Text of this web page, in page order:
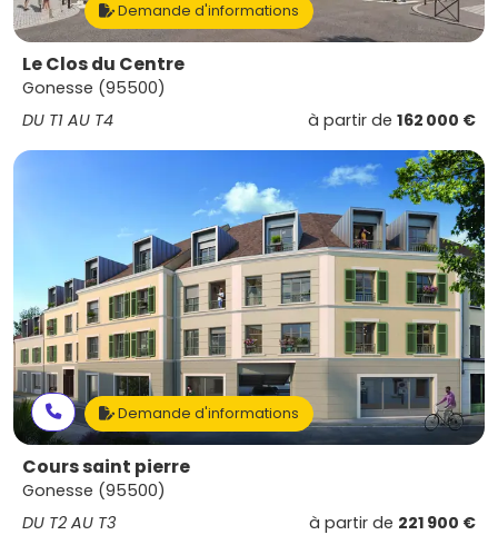
Demande d'informations
Le Clos du Centre
Gonesse (95500)
DU T1 AU T4
à partir de 162 000 €
Demande d'informations
Cours saint pierre
Gonesse (95500)
DU T2 AU T3
à partir de 221 900 €